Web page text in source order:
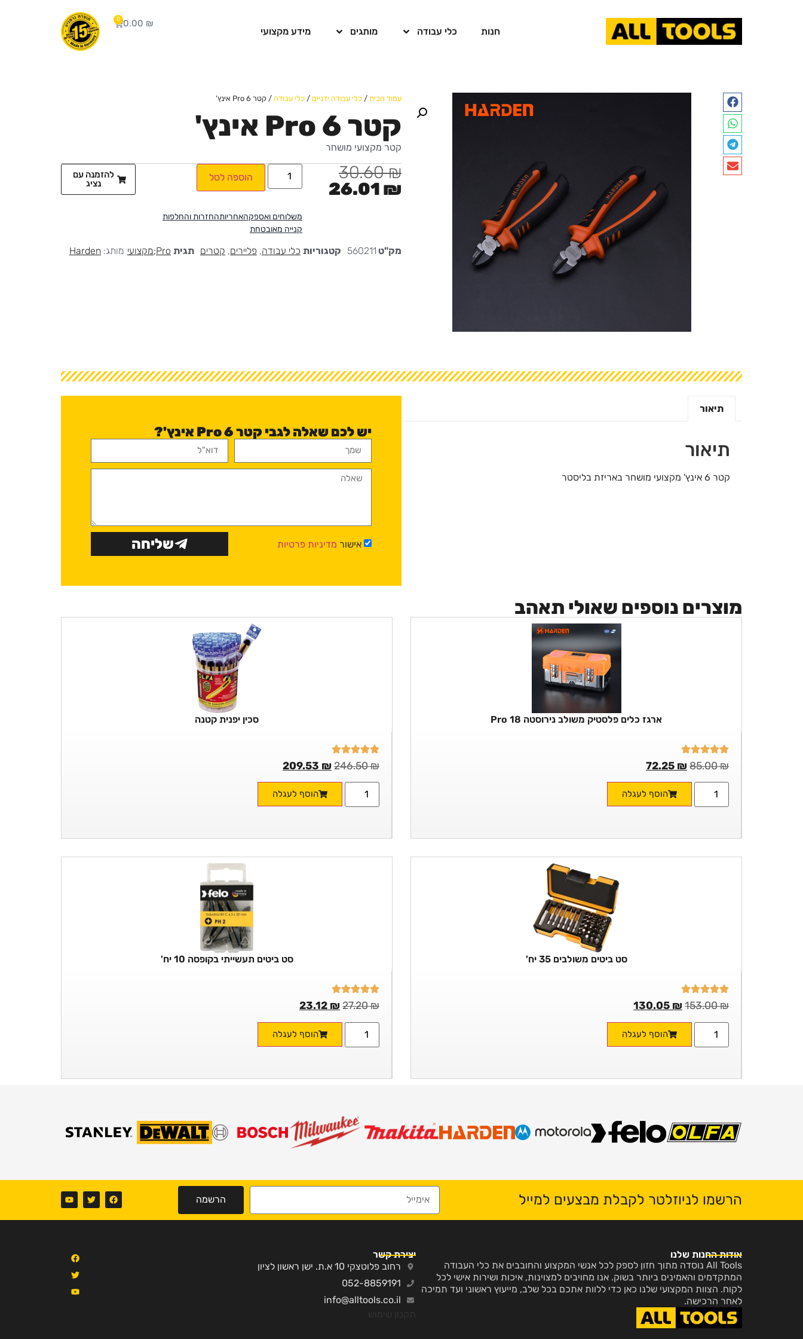
חנות כלי עבודה מותגים מידע מקצועי
0.00 ₪
0
עמוד הבית / כלי עבודה ידניים / כלי עבודה / קטר Pro 6 אינץ'
קטר Pro 6 אינץ'
קטר מקצועי מושחר
30.60₪
26.01 ₪
הוספה לסל
משלוחים ואספקהאחריותהחזרות והחלפות
קנייה מאובטחת
להזמנה עם
נציג
מק"ט 560211 קטגוריות כלי עבודה, פליירים, קטרים תגית Pro;מקצועי מותג: Harden
תיאור
תיאור
קטר 6 אינץ' מקצועי מושחר באריזת בליסטר
יש לכם שאלה לגבי קטר Pro 6 אינץ'?
אישור מדיניות פרטיות שליחה
מוצרים נוספים שאולי תאהב
ארגז כלים פלסטיק משולב נירוסטה Pro 18
85.00₪
72.25 ₪
הוסף לעגלה
סכין יפנית קטנה
246.50₪
209.53 ₪
הוסף לעגלה
סט ביטים משולבים 35 יח'
153.00₪
130.05 ₪
הוסף לעגלה
סט ביטים תעשייתי בקופסה 10 יח'
27.20₪
23.12 ₪
הוסף לעגלה
הרשמו לניוזלטר לקבלת מבצעים למייל הרשמה
אודות החנות שלנו
All Tools נוסדה מתוך חזון לספק לכל אנשי המקצוע והחובבים את כלי העבודה
המתקדמים והאמינים ביותר בשוק. אנו מחויבים למצוינות, איכות ושירות אישי לכל
לקוח. הצוות המקצועי שלנו כאן כדי ללוות אתכם בכל שלב, מייעוץ ראשוני ועד תמיכה
לאחר הרכישה.
יצירת קשר
רחוב פלוטצקי 10 א.ת. ישן ראשון לציון
052-8859191
info@alltools.co.il